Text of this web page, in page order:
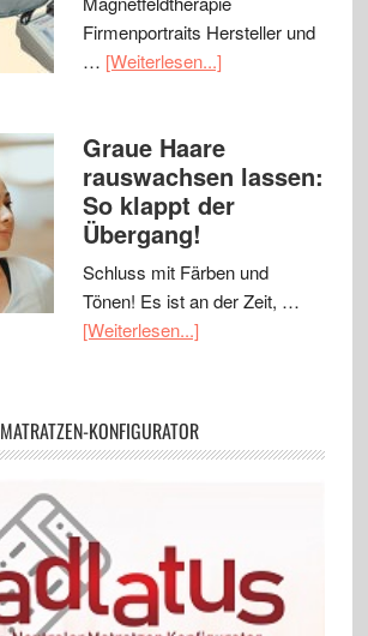
Firmenportraits Hersteller und
… [Weiterlesen...]
Graue Haare
rauswachsen lassen:
So klappt der
Übergang!
Schluss mit Färben und
Tönen! Es ist an der Zeit, …
[Weiterlesen...]
MATRATZEN-KONFIGURATOR